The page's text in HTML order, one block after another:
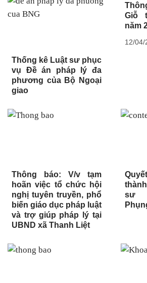
Thống kê Luật sư phục
vụ Đề án pháp lý đa
phương của Bộ Ngoại
giao
Giỗ
năm
12/04/
Thông báo: V/v tạm
hoãn việc tổ chức hội
nghị tuyên truyền, phổ
biến giáo dục pháp luật
và trợ giúp pháp lý tại
UBND xã Thanh Liệt
sư